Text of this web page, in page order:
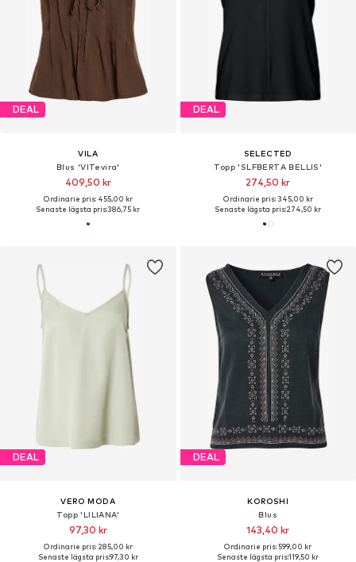
DEAL
VILA
Blus 'VITevira'
409,50 kr
Ordinarie pris: 455,00 kr
Senaste lägsta pris:386,75 kr
DEAL
SELECTED
Topp 'SLFBERTA BELLIS'
274,50 kr
Ordinarie pris: 345,00 kr
Senaste lägsta pris:274,50 kr
DEAL
VERO MODA
Topp 'LILIANA'
97,30 kr
Ordinarie pris: 285,00 kr
Senaste lägsta pris:97,30 kr
DEAL
KOROSHI
Blus
143,40 kr
Ordinarie pris: 599,00 kr
Senaste lägsta pris:119,50 kr